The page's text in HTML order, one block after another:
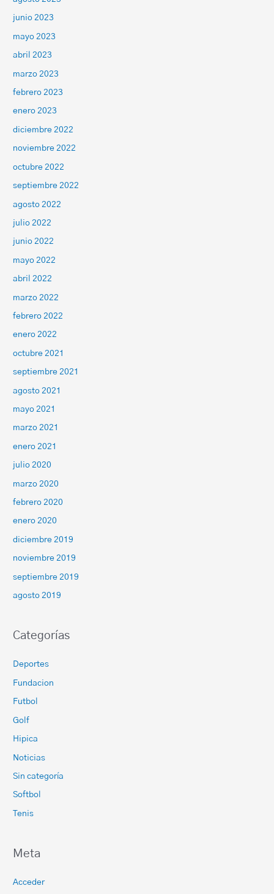
junio 2023
mayo 2023
abril 2023
marzo 2023
febrero 2023
enero 2023
diciembre 2022
noviembre 2022
octubre 2022
septiembre 2022
agosto 2022
julio 2022
junio 2022
mayo 2022
abril 2022
marzo 2022
febrero 2022
enero 2022
octubre 2021
septiembre 2021
agosto 2021
mayo 2021
marzo 2021
enero 2021
julio 2020
marzo 2020
febrero 2020
enero 2020
diciembre 2019
noviembre 2019
septiembre 2019
agosto 2019
Categorías
Deportes
Fundacion
Futbol
Golf
Hipica
Noticias
Sin categoría
Softbol
Tenis
Meta
Acceder